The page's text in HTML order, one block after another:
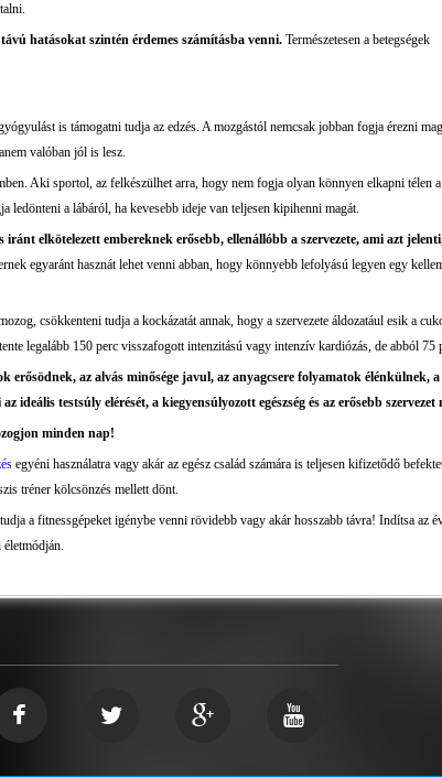
hatásokat szintén érdemes számításba venni. Természetesen a betegségek
is támogatni tudja az edzés. A mozgástól nemcsak jobban fogja érezni
valóban jól is lesz.
Aki sportol, az felkészülhet arra, hogy nem fogja olyan könnyen elkapni télen a
ledönteni a lábáról, ha kevesebb ideje van teljesen kipihenni magát.
iránt elkötelezett embereknek erősebb, ellenállóbb a szervezete, ami azt
egyaránt hasznát lehet venni abban, hogy könnyebb lefolyású legyen egy
csökkenteni tudja a kockázatát annak, hogy a szervezete áldozatául esik a
legalább 150 perc visszafogott intenzitású vagy intenzív kardiózás, de abból
erősödnek, az alvás minősége javul, az anyagcsere folyamatok
ideális testsúly elérését, a kiegyensúlyozott egészség és az erősebb
minden nap!
egyéni használatra vagy akár az egész család számára is teljesen kifizetődő
tréner kölcsönzés mellett dönt.
a fitnessgépeket igénybe venni rövidebb vagy akár hosszabb távra! Indítsa az